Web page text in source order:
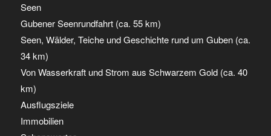
Seen
Gubener Seenrundfahrt (ca. 55 km)
Seen, Wälder, Teiche und Geschichte rund um Guben (ca.
34 km)
Von Wasserkraft und Strom aus Schwarzem Gold (ca. 40
km)
Ausflugsziele
Immobilien